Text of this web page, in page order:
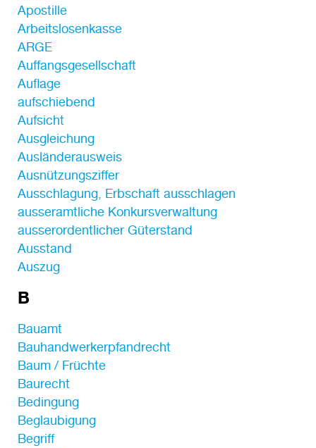
Apostille
Arbeitslosenkasse
ARGE
Auffangsgesellschaft
Auflage
aufschiebend
Aufsicht
Ausgleichung
Ausländerausweis
Ausnützungsziffer
Ausschlagung, Erbschaft ausschlagen
ausseramtliche Konkursverwaltung
ausserordentlicher Güterstand
Ausstand
Auszug
B
Bauamt
Bauhandwerkerpfandrecht
Baum / Früchte
Baurecht
Bedingung
Beglaubigung
Begriff